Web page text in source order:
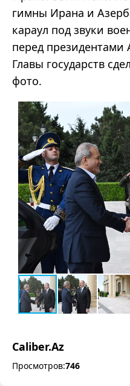
гимны Ирана и
караул под звуки
перед
Главы государств
фото.
Caliber.Az
Просмотров:746